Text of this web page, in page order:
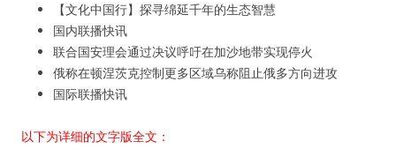
【文化中国行】探寻绵延千年的生态智慧
国内联播快讯
联合国安理会通过决议呼吁在加沙地带实现停火
俄称在顿涅茨克控制更多区域乌称阻止俄多方向进攻
国际联播快讯
以下为详细的文字版全文：